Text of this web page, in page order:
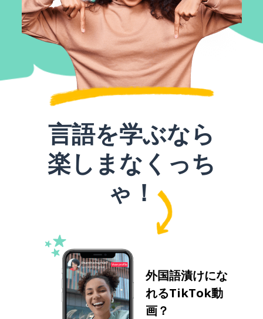
言語を学ぶなら
楽しまなくっち
ゃ！
外国語漬けにな
れるTikTok動
画？